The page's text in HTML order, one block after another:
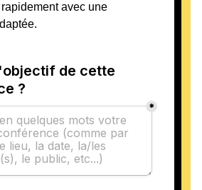
avec une